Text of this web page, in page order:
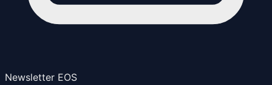
Newsletter EOS